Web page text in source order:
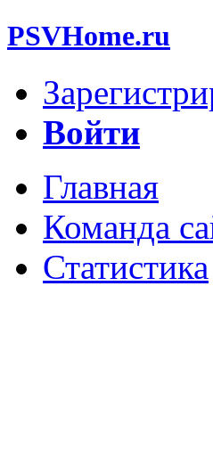
PSVHome.ru
Войти
Главная
Команда
Статистика